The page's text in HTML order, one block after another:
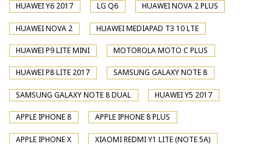
HUAWEI Y6 2017 LG Q6 HUAWEI NOVA 2 PLUS
HUAWEI NOVA 2 HUAWEI MEDIAPAD T3 10 LTE
HUAWEI P9 LITE MINI MOTOROLA MOTO C PLUS
HUAWEI P8 LITE 2017 SAMSUNG GALAXY NOTE 8
SAMSUNG GALAXY NOTE 8 DUAL HUAWEI Y5 2017
APPLE IPHONE 8 APPLE IPHONE 8 PLUS
APPLE IPHONE X XIAOMI REDMI Y1 LITE (NOTE 5A)